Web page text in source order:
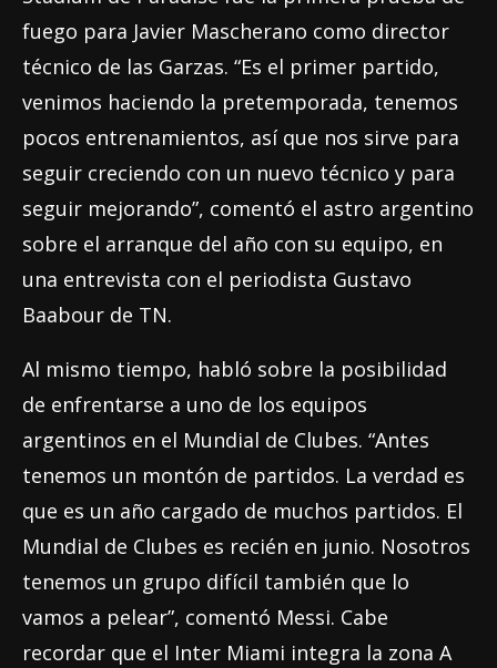
fuego para Javier Mascherano como director
técnico de las Garzas. “Es el primer partido,
venimos haciendo la pretemporada, tenemos
pocos entrenamientos, así que nos sirve para
seguir creciendo con un nuevo técnico y para
seguir mejorando”, comentó el astro argentino
sobre el arranque del año con su equipo, en
una entrevista con el periodista Gustavo
Baabour de TN.
Al mismo tiempo, habló sobre la posibilidad
de enfrentarse a uno de los equipos
argentinos en el Mundial de Clubes. “Antes
tenemos un montón de partidos. La verdad es
que es un año cargado de muchos partidos. El
Mundial de Clubes es recién en junio. Nosotros
tenemos un grupo difícil también que lo
vamos a pelear”, comentó Messi. Cabe
recordar que el Inter Miami integra la zona A